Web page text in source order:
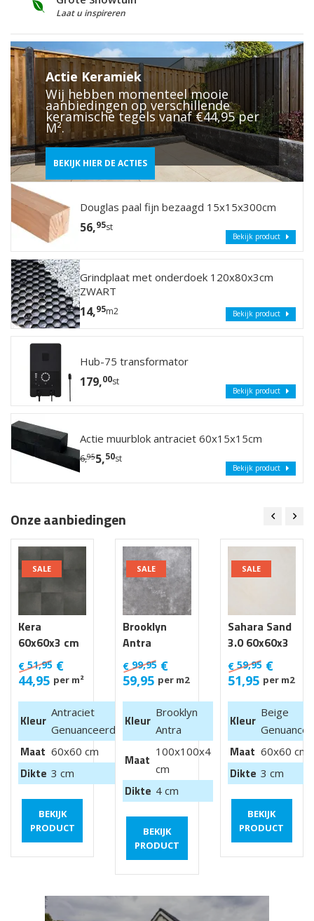
Laat u inspireren
Actie Keramiek
Wij hebben momenteel mooie
aanbiedingen op verschillende
keramische tegels vanaf €44,95 per
M².
BEKIJK HIER DE ACTIES
Douglas paal fijn bezaagd 15x15x300cm
56,95st
Bekijk product
Grindplaat met onderdoek 120x80x3cm
ZWART
14,95m2 Bekijk product
Hub-75 transformator
179,00st
Bekijk product
Actie muurblok antraciet 60x15x15cm
6,955,50st
Bekijk product
Onze aanbiedingen
Kera
60x60x3 cm
Luik
€ 51,95 €
44,95 per m²
SALE
Kleur
Antraciet
Genuanceerd
Maat 60x60 cm
Dikte 3 cm
BEKIJK
PRODUCT
Brooklyn
Antra
100x100x4
cm van €
99,95 m2
€ 99,95 €
59,95 per m2
SALE
Kleur
Brooklyn
Antra
Maat
100x100x4
cm
Dikte 4 cm
BEKIJK
PRODUCT
Sahara Sand
3.0 60x60x3
cm
€59,95 €
51,95 per m2
SALE
Kleur
Beige
Maat 60x60 cm
Dikte 3 cm
BEKIJK
PRODUCT